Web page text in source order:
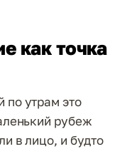
как точка
по утрам это
рубеж
в лицо, и будто